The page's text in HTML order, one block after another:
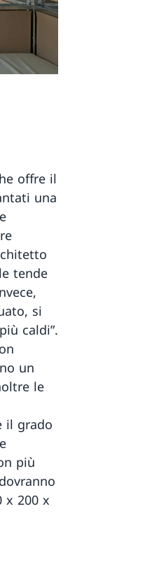
offre il
una
tende
si
caldi”.
un
le
il grado
più
x 200 x